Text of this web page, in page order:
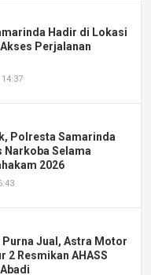
Hadir di Lokasi
Perjalanan
Polresta Samarinda
Narkoba Selama
2026
Purna Jual, Astra Motor
2 Resmikan AHASS